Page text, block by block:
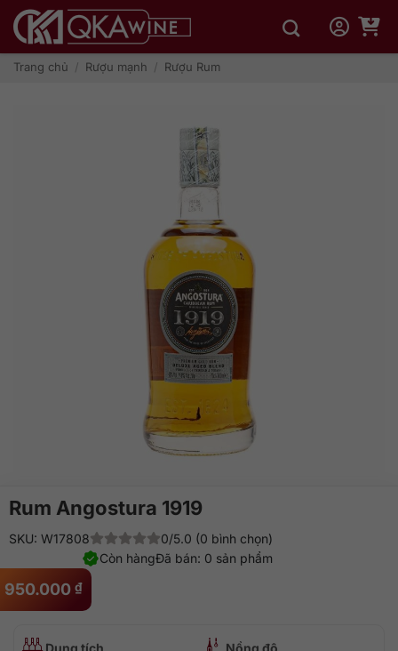
qua
dungTrang chủ / Rượu mạnh / Rượu Rum
Rum Angostura 1919
950.000 ₫
SKU: W17808
0/5.0 (0 bình chọn)
Đã bán: 0 sản phẩm
Còn hàng
Dung tích
Nồng độ